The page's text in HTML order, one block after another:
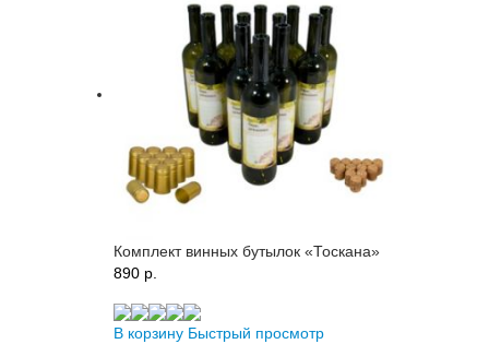
Комплект винных бутылок «Тоскана»
890 p.
В корзину Быстрый просмотр